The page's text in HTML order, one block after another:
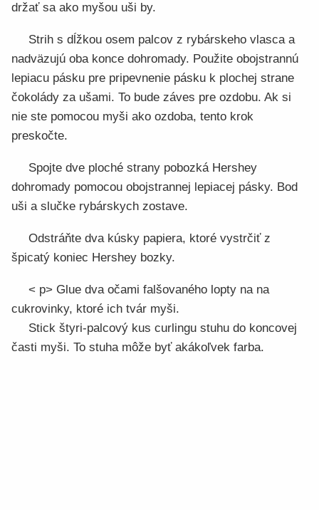
držať sa ako myšou uši by.
Strih s dĺžkou osem palcov z rybárskeho vlasca a
nadväzujú oba konce dohromady. Použite obojstrannú
lepiacu pásku pre pripevnenie pásku k plochej strane
čokolády za ušami. To bude záves pre ozdobu. Ak si
nie ste pomocou myši ako ozdoba, tento krok
preskočte.
Spojte dve ploché strany pobozká Hershey
dohromady pomocou obojstrannej lepiacej pásky. Bod
uši a slučke rybárskych zostave.
Odstráňte dva kúsky papiera, ktoré vystrčiť z
špicatý koniec Hershey bozky.
< p> Glue dva očami falšovaného lopty na na
cukrovinky, ktoré ich tvár myši.
Stick štyri-palcový kus curlingu stuhu do koncovej
časti myši. To stuha môže byť akákoľvek farba.